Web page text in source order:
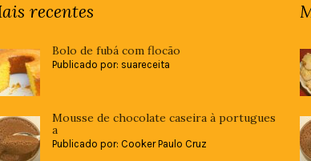
recentes
Bolo de fubá com flocão
Publicado por: suareceita
Mousse de chocolate caseira à portugues
a
Publicado por: Cooker Paulo Cruz